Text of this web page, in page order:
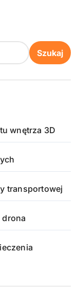
Szukaj
wnętrza 3D
transportowej